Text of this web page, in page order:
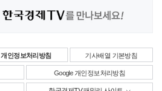
개인정보처리방침 기사배열 기본방침
Google 개인정보처리방침